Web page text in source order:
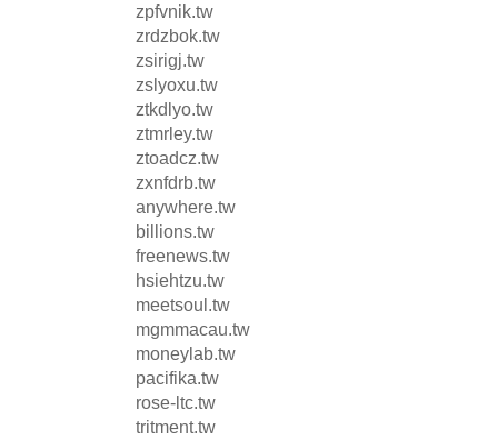
zpfvnik.tw
zrdzbok.tw
zsirigj.tw
zslyoxu.tw
ztkdlyo.tw
ztmrley.tw
ztoadcz.tw
zxnfdrb.tw
anywhere.tw
billions.tw
freenews.tw
hsiehtzu.tw
meetsoul.tw
mgmmacau.tw
moneylab.tw
pacifika.tw
rose-ltc.tw
tritment.tw